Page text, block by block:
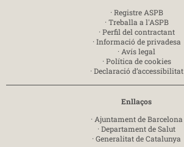
· Registre ASPB
· Treballa a l'ASPB
· Perfil del contractant
· Informació de privadesa
· Avís legal
· Política de cookies
· Declaració d’accessibilitat
Enllaços
· Ajuntament de Barcelona
· Departament de Salut
· Generalitat de Catalunya